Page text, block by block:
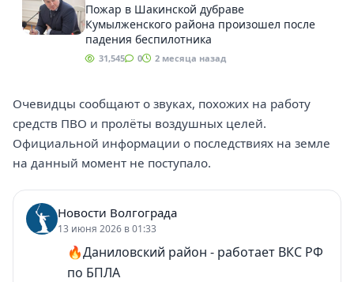
Пожар в Шакинской дубраве
Кумылженского района произошел после
падения беспилотника
31,545 0 2 месяца назад
Очевидцы сообщают о звуках, похожих на работу
средств ПВО и пролёты воздушных целей.
Официальной информации о последствиях на земле
на данный момент не поступало.
Новости Волгограда
13 июня 2026 в 01:33
🔥Даниловский район - работает ВКС РФ
по БПЛА